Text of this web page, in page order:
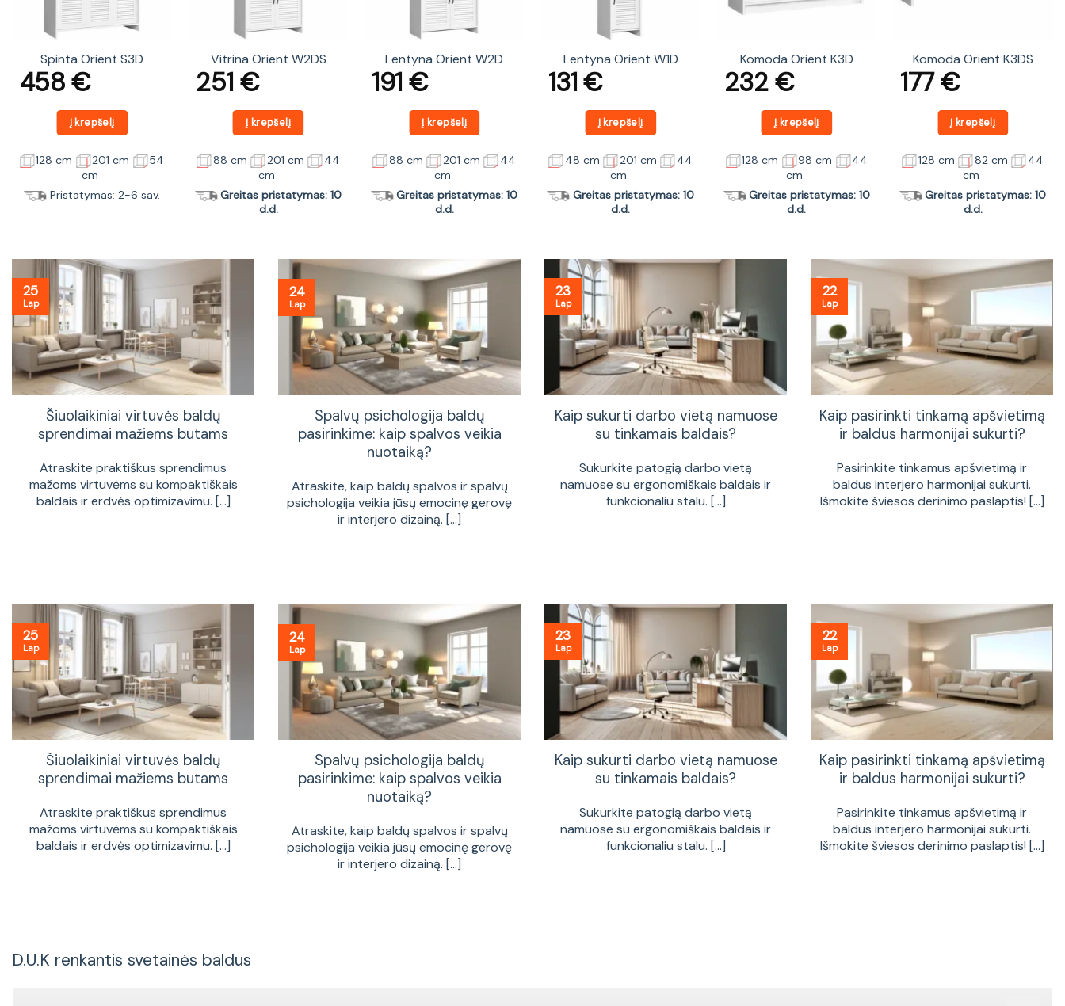
Spinta Orient S3D
458€
Į krepšelį
128 cm 201 cm
54
cm
Pristatymas: 2-6 sav.
Vitrina Orient W2DS
251 €
Į krepšelį
88 cm 201 cm
44
cm
Greitas pristatymas: 10
d.d.
Lentyna Orient W2D
191€
Į krepšelį
88 cm 201 cm
44
cm
Greitas pristatymas: 10
d.d.
Lentyna Orient W1D
131€
Į krepšelį
48 cm 201 cm
44
cm
Greitas pristatymas: 10
d.d.
Komoda Orient K3D
232€
Į krepšelį
128 cm 98 cm
44
cm
Greitas pristatymas: 10
d.d.
Komoda Orient K3DS
177€
Į krepšelį
128 cm 82 cm
44
cm
Greitas pristatymas: 10
d.d.
Šiuolaikiniai virtuvės baldų
sprendimai mažiems butams
Atraskite praktiškus sprendimus
mažoms virtuvėms su kompaktiškais
baldais ir erdvės optimizavimu. [...]
25
Lap
Spalvų psichologija baldų
pasirinkime: kaip spalvos veikia
nuotaiką?
Atraskite, kaip baldų spalvos ir spalvų
psichologija veikia jūsų emocinę gerovę
ir interjero dizainą. [...]
24
Lap
Kaip sukurti darbo vietą namuose
su tinkamais baldais?
Sukurkite patogią darbo vietą
namuose su ergonomiškais baldais ir
funkcionaliu stalu. [...]
23
Lap
Kaip pasirinkti tinkamą apšvietimą
ir baldus harmonijai sukurti?
Pasirinkite tinkamus apšvietimą ir
baldus interjero harmonijai sukurti.
Išmokite šviesos derinimo paslaptis! [...]
22
Lap
Šiuolaikiniai virtuvės baldų
sprendimai mažiems butams
Atraskite praktiškus sprendimus
mažoms virtuvėms su kompaktiškais
baldais ir erdvės optimizavimu. [...]
25
Lap
Spalvų psichologija baldų
pasirinkime: kaip spalvos veikia
nuotaiką?
Atraskite, kaip baldų spalvos ir spalvų
psichologija veikia jūsų emocinę gerovę
ir interjero dizainą. [...]
24
Lap
Kaip sukurti darbo vietą namuose
su tinkamais baldais?
Sukurkite patogią darbo vietą
namuose su ergonomiškais baldais ir
funkcionaliu stalu. [...]
23
Lap
Kaip pasirinkti tinkamą apšvietimą
ir baldus harmonijai sukurti?
Pasirinkite tinkamus apšvietimą ir
baldus interjero harmonijai sukurti.
Išmokite šviesos derinimo paslaptis! [...]
22
Lap
D.U.K renkantis svetainės baldus